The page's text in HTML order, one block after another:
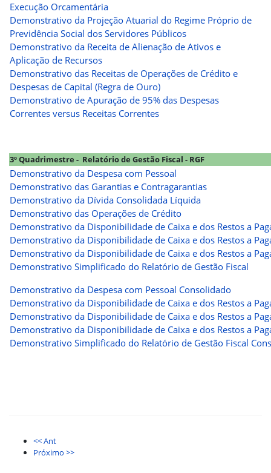
Execução Orcamentária
Demonstrativo da Projeção Atuarial do Regime Próprio de
Previdência Social dos Servidores Públicos
Demonstrativo da Receita de Alienação de Ativos e
Aplicação de Recursos
Demonstrativo das Receitas de Operações de Crédito e
Despesas de Capital (Regra de Ouro)
Demonstrativo de Apuração de 95% das Despesas
Correntes versus Receitas Correntes
3º Quadrimestre - Relatório de Gestão Fiscal - RGF
Demonstrativo da Despesa com Pessoal
Demonstrativo das Garantias e Contragarantias
Demonstrativo da Dívida Consolidada Líquida
Demonstrativo das Operações de Crédito
Demonstrativo da Disponibilidade de Caixa e dos Restos a
Demonstrativo da Disponibilidade de Caixa e dos Restos a
Demonstrativo da Disponibilidade de Caixa e dos Restos a
Demonstrativo Simplificado do Relatório de Gestão Fiscal
Demonstrativo da Despesa com Pessoal Consolidado
Demonstrativo da Disponibilidade de Caixa e dos Restos a
Demonstrativo da Disponibilidade de Caixa e dos Restos a
Demonstrativo da Disponibilidade de Caixa e dos Restos a
Demonstrativo Simplificado do Relatório de Gestão Fiscal
<< Ant
Próximo >>